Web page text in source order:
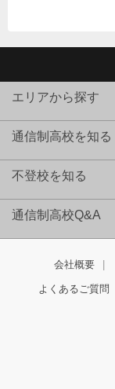
エリアから探す
通信制高校を知る
不登校を知る
通信制高校Q&A
会社概要
よくあるご質問